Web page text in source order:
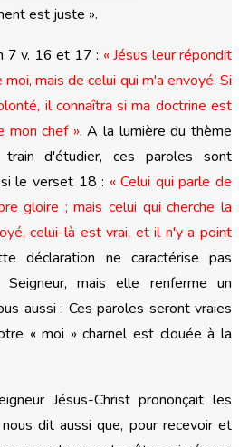
est juste ».
7 v. 16 et 17 : « Jésus leur répondit
mais de celui qui m'a envoyé. Si
il connaîtra si ma doctrine est
mon chef ». A la lumière du thème
d'étudier, ces paroles sont
le verset 18 : « Celui qui parle de
gloire ; mais celui qui cherche la
celui-là est vrai, et il n'y a point
déclaration ne caractérise pas
mais elle renferme un
aussi : Ces paroles seront vraies
« moi » charnel est clouée à la
Jésus-Christ prononçait les
dit aussi que, pour recevoir et